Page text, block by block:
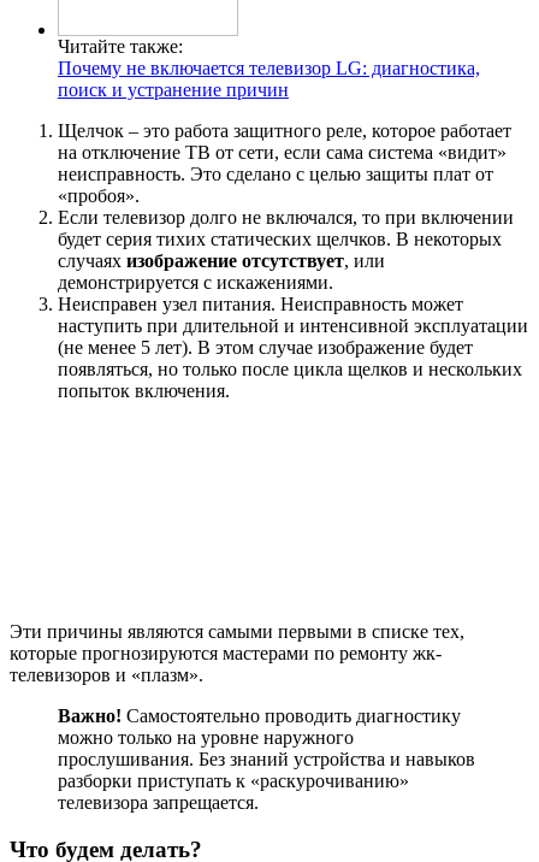
Читайте также:
Почему не включается телевизор LG: диагностика,
поиск и устранение причин
Щелчок – это работа защитного реле, которое работает
на отключение ТВ от сети, если сама система «видит»
неисправность. Это сделано с целью защиты плат от
«пробоя».
Если телевизор долго не включался, то при включении
будет серия тихих статических щелчков. В некоторых
случаях изображение отсутствует, или
демонстрируется с искажениями.
Неисправен узел питания. Неисправность может
наступить при длительной и интенсивной эксплуатации
(не менее 5 лет). В этом случае изображение будет
появляться, но только после цикла щелков и нескольких
попыток включения.
Эти причины являются самыми первыми в списке тех,
которые прогнозируются мастерами по ремонту жк-
телевизоров и «плазм».
Важно! Самостоятельно проводить диагностику
можно только на уровне наружного
прослушивания. Без знаний устройства и навыков
разборки приступать к «раскурочиванию»
телевизора запрещается.
Что будем делать?